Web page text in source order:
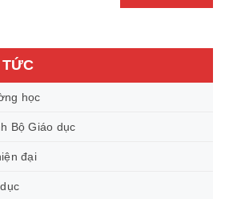
TỨC
học
Bộ Giáo dục
đại